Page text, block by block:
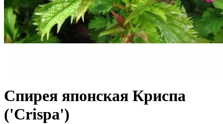
Спирея японская Криспа
('Crispa')